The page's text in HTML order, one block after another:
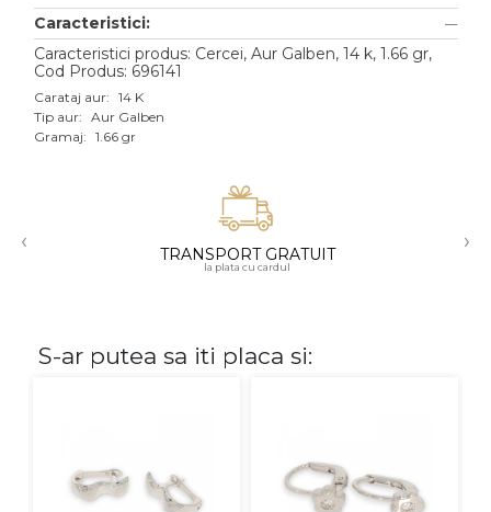
Aur alb
Aur roz
Aur mixt
18K
Caracteristici:
Caracteristici produs: Cercei, Aur Galben, 14 k, 1.66 gr,
Cod Produs: 696141
Carataj aur: 14 K
Tip aur: Aur Galben
Gramaj: 1.66 gr
‹ TRANSPORT GRATUIT
la plata cu cardul
›
S-ar putea sa iti placa si: